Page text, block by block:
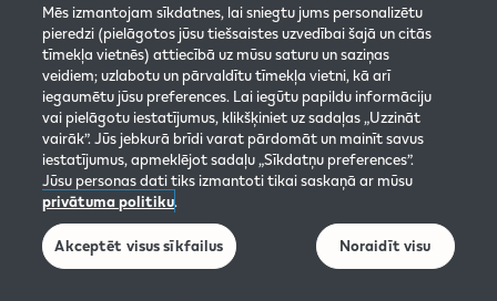
Mums rūp
Šajā vietnē ir informācija par mūsu bezdūmu produktiem un mums ir
nepieciešams zināt Tavu vecumu, lai pārliecinātos, ka esi vismaz 20
gadus vecs Latvijas iedzīvotājs, kurš arī citādi turpinātu lietot tabakas
vai nikotīna produktus. Mūsu tabakas un nikotīna produkti nav
alternatīva smēķēšanas atmešanai. Tie nav bez riska. Tie satur
nikotīnu, kas izraisa atkarību.​
Mēs izmantojam sīkdatnes, lai sniegtu jums personalizētu
pieredzi (pielāgotos jūsu tiešsaistes uzvedībai šajā un citās
tīmekļa vietnēs) attiecībā uz mūsu saturu un saziņas
veidiem; uzlabotu un pārvaldītu tīmekļa vietni, kā arī
iegaumētu jūsu preferences. Lai iegūtu papildu informāciju
vai pielāgotu iestatījumus, klikšķiniet uz sadaļas „Uzzināt
vairāk”. Jūs jebkurā brīdi varat pārdomāt un mainīt savus
iestatījumus, apmeklējot sadaļu „Sīkdatņu preferences”.
Jūsu personas dati tiks izmantoti tikai saskaņā ar mūsu
privātuma politiku.
Akceptēt visus sīkfailus
Noraidīt visu